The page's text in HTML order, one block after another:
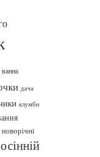
ванна
дача
клумби
новорічні
осінній